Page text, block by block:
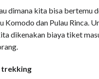
dimana kita bisa bertemu
Komodo dan Pulau Rinca.
dikenakan biaya tiket
trekking